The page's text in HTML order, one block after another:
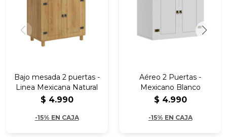
Bajo mesada 2 puertas -
Linea Mexicana Natural
$ 4.990
-15% EN CAJA
Aéreo 2 Puertas -
Mexicano Blanco
$ 4.990
-15% EN CAJA